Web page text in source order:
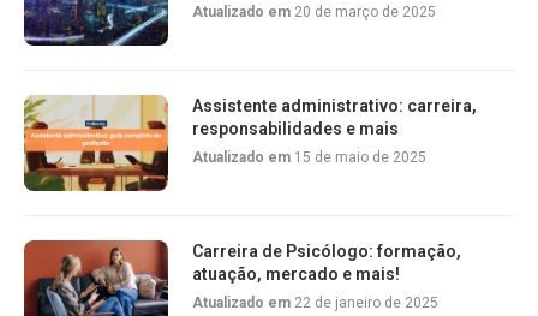
Atualizado em 20 de março de 2025
Assistente administrativo: carreira,
responsabilidades e mais
Atualizado em 15 de maio de 2025
Carreira de Psicólogo: formação,
atuação, mercado e mais!
Atualizado em 22 de janeiro de 2025